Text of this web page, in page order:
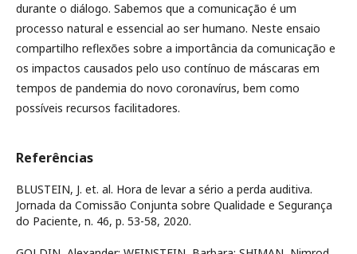
durante o diálogo. Sabemos que a comunicação é um
processo natural e essencial ao ser humano. Neste ensaio
compartilho reflexões sobre a importância da comunicação e
os impactos causados pelo uso contínuo de máscaras em
tempos de pandemia do novo coronavírus, bem como
possíveis recursos facilitadores.
Referências
BLUSTEIN, J. et. al. Hora de levar a sério a perda auditiva.
Jornada da Comissão Conjunta sobre Qualidade e Segurança
do Paciente, n. 46, p. 53-58, 2020.